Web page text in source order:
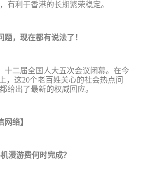
有利于香港的长期繁荣稳定。
题，现在都有说法了！
十二届全国人大五次会议闭幕。在今
，这20个老百姓关心的社会热点问
给出了最新的权威回应。
网络】
漫游费何时完成？